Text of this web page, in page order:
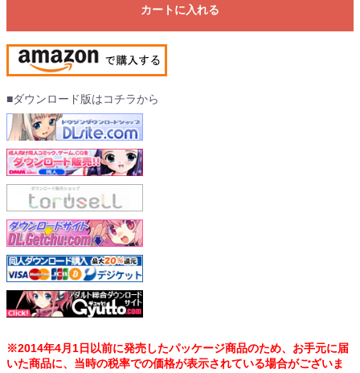
カートに入れる
■ダウンロード版はコチラから
※2014年4月1日以前に発売したパッケージ商品のため、お手元に届
いた商品に、当時の税率での価格が表示されている場合がございま